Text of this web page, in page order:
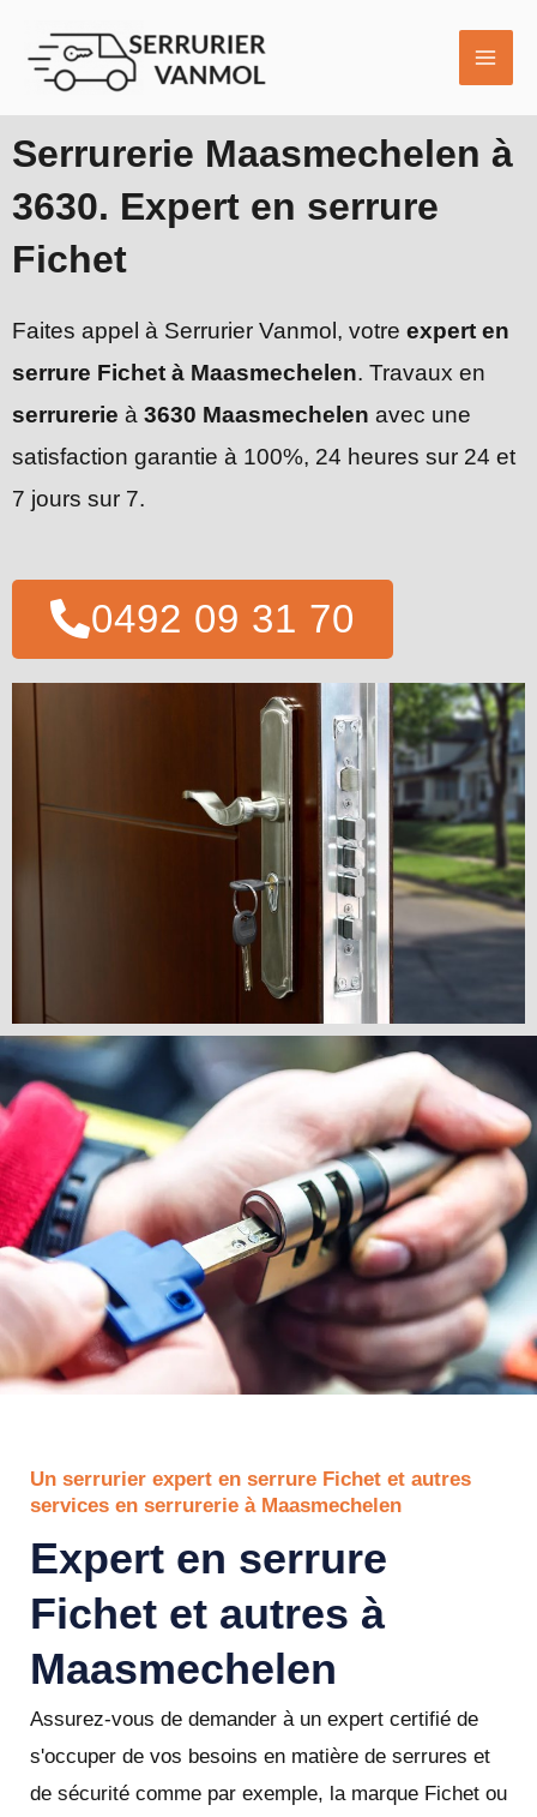
contenu
Serrurerie Maasmechelen à
3630. Expert en serrure
Fichet
Faites appel à Serrurier Vanmol, votre expert en
serrure Fichet à Maasmechelen. Travaux en
serrurerie à 3630 Maasmechelen avec une
satisfaction garantie à 100%, 24 heures sur 24 et
7 jours sur 7.
0492 09 31 70
Un serrurier expert en serrure Fichet et autres
services en serrurerie à Maasmechelen
Expert en serrure
Fichet et autres à
Maasmechelen
Assurez-vous de demander à un expert certifié de
s'occuper de vos besoins en matière de serrures et
de sécurité comme par exemple, la marque Fichet ou